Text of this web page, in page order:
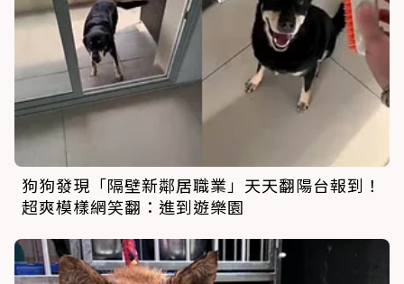
狗狗發現「隔壁新鄰居職業」天天翻陽台報到！
超爽模樣網笑翻：進到遊樂園